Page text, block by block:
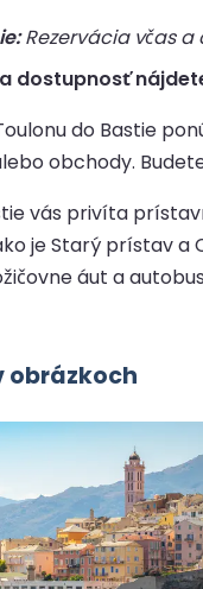
Rezervácia včas a
dostupnosť
do Bastie
obchody.
vás privíta
je Starý prístav a
áut a
obrázkoch